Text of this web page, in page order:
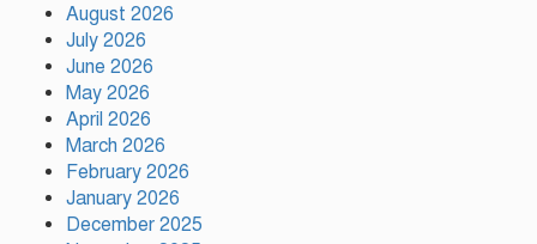
August 2026
July 2026
June 2026
May 2026
April 2026
March 2026
February 2026
January 2026
December 2025